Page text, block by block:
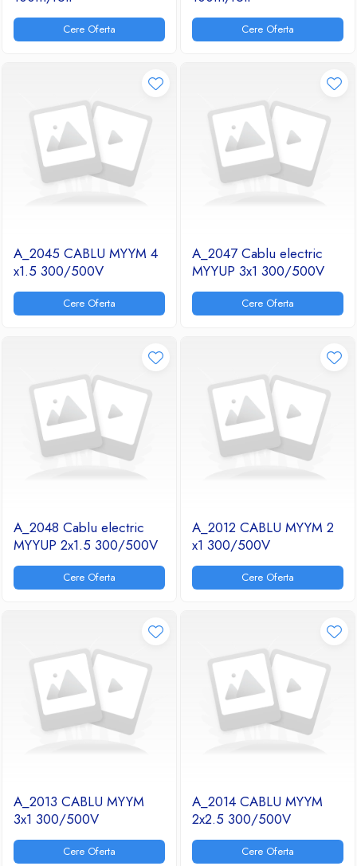
Cere Oferta Cere Oferta
A_2045 CABLU MYYM 4
x1.5 300/500V
Cere Oferta
A_2047 Cablu electric
MYYUP 3x1 300/500V
Cere Oferta
A_2048 Cablu electric
MYYUP 2x1.5 300/500V
Cere Oferta
A_2012 CABLU MYYM 2
x1 300/500V
Cere Oferta
A_2013 CABLU MYYM
3x1 300/500V
Cere Oferta
A_2014 CABLU MYYM
2x2.5 300/500V
Cere Oferta